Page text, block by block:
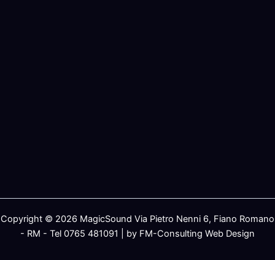
Copyright © 2026 MagicSound Via Pietro Nenni 6, Fiano Romano
- RM - Tel 0765 481091 | by FM-Consulting Web Design